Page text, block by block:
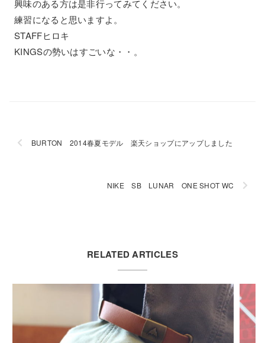
興味のある方は是非行ってみてください。
練習になると思いますよ。
STAFFヒロキ
KINGSの勢いはすごいな・・。
BURTON 2014春夏モデル 楽天ショップにアップしました
NIKE SB LUNAR ONE SHOT WC
RELATED ARTICLES